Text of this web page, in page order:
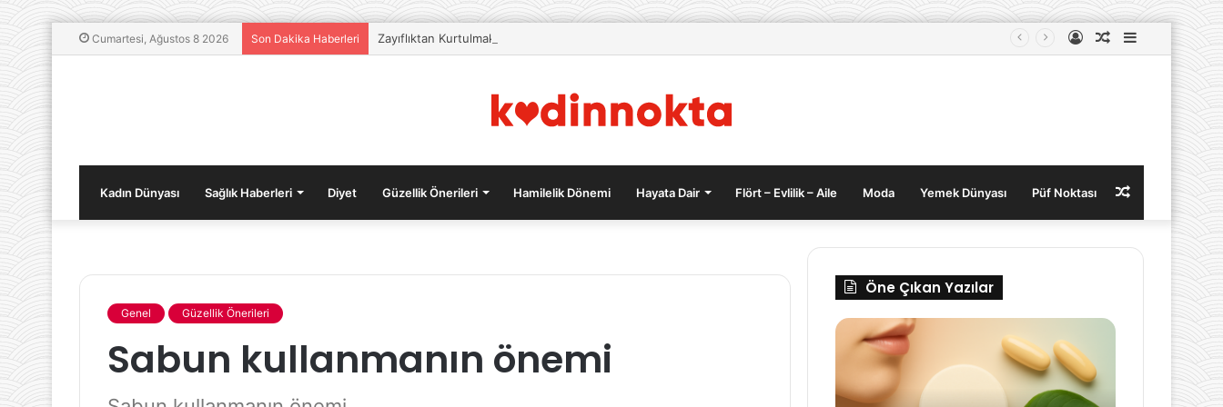
Cumartesi, Ağustos 8 2026 Son Dakika Haberleri Zayıflıktan Kurtulmak İçin Beslenme Önerileri
Kenar
Bölmesi
Rastgele
Kayıt
Kadın Dünyası Sağlık Haberleri Diyet Güzellik Önerileri Hamilelik Dönemi Hayata Dair Flört – Evlilik – Aile Moda Yemek Dünyası Püf Noktası Rastgele
Makale
Genel Güzellik Önerileri
Sabun kullanmanın önemi
Öne Çıkan Yazılar
Kış
Mevsiminde
Lezzetli
Tarifleri
Rabia
Cilt,
Tırnak
Sağlığı
Ev